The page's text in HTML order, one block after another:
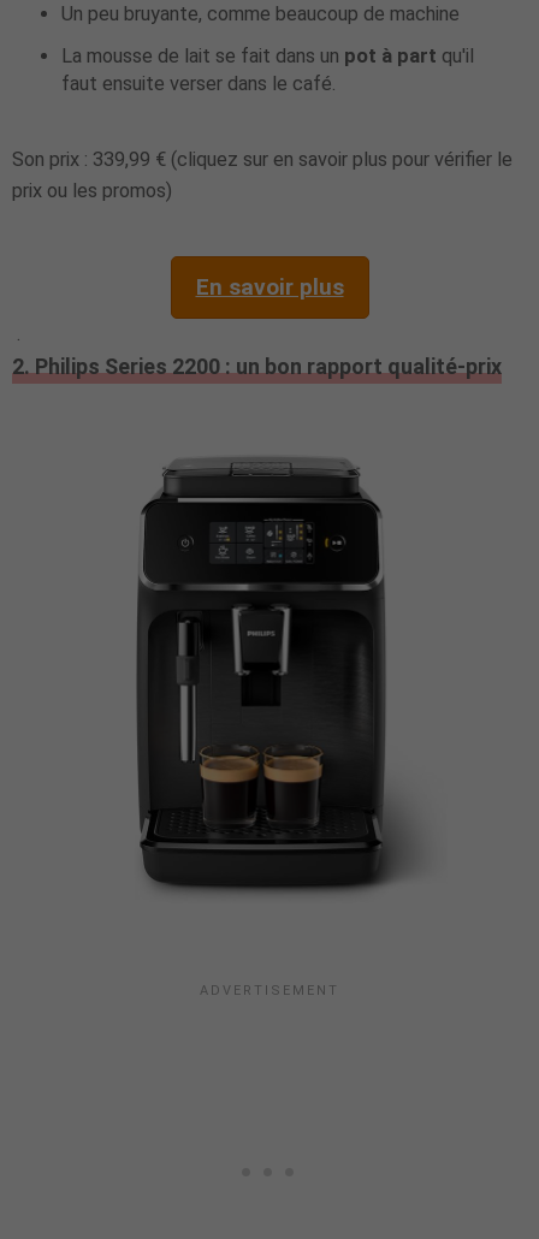
Un peu bruyante, comme beaucoup de machine
La mousse de lait se fait dans un pot à part qu'il
faut ensuite verser dans le café.
Son prix : 339,99 € (cliquez sur en savoir plus pour vérifier le
prix ou les promos)
En savoir plus
2. Philips Series 2200 : un bon rapport qualité-prix